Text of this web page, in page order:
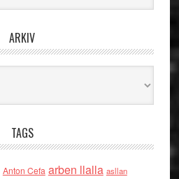
ARKIV
TAGS
Anton Cefa arben llalla asllan